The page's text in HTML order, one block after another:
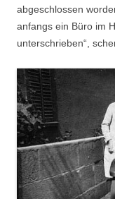
abgeschlossen
anfangs ein Büro im
unterschrieben“,